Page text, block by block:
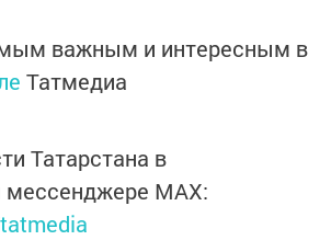
важным и интересным в
Татмедиа
Татарстана в
мессенджере MАХ: